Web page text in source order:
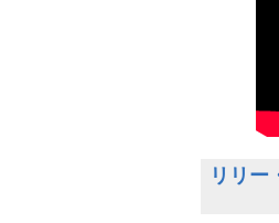
リリー